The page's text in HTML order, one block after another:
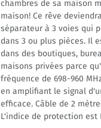
chambres de sa maison
maison! Ce rêve
séparateur à 3 voies qui
dans 3 ou plus pièces. Il
dans des boutiques,
maisons privées parce
fréquence de 698-960
en amplifiant le signal
efficace. Câble de 2
L'indice de protection est